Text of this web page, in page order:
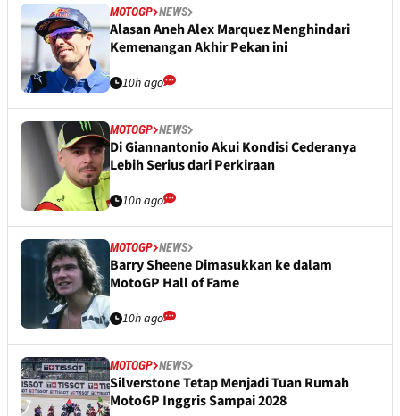
MOTOGP NEWS
Alasan Aneh Alex Marquez Menghindari
Kemenangan Akhir Pekan ini
10h ago
MOTOGP NEWS
Di Giannantonio Akui Kondisi Cederanya
Lebih Serius dari Perkiraan
10h ago
MOTOGP NEWS
Barry Sheene Dimasukkan ke dalam
MotoGP Hall of Fame
10h ago
MOTOGP NEWS
Silverstone Tetap Menjadi Tuan Rumah
MotoGP Inggris Sampai 2028